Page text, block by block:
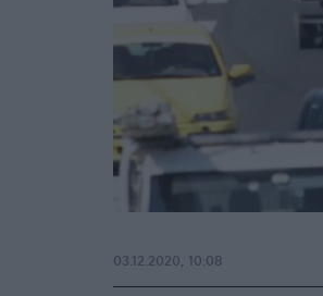
03.12.2020, 10:08